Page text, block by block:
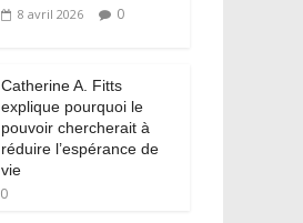
8 avril 2026 0
Catherine A. Fitts
explique pourquoi le
pouvoir chercherait à
réduire l’espérance de
vie
0